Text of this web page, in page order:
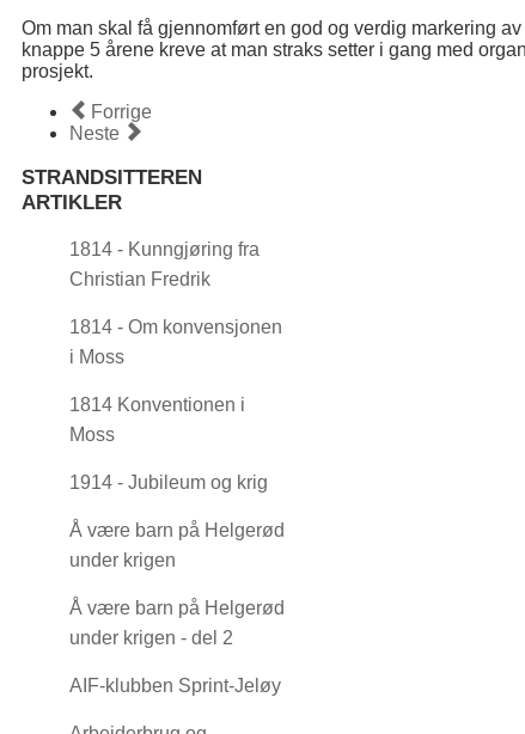
Om man skal få gjennomført en god og verdig markering
knappe 5 årene kreve at man straks setter i gang med
prosjekt.
Forrige
Neste
STRANDSITTEREN
ARTIKLER
1814 - Kunngjøring fra
Christian Fredrik
1814 - Om konvensjonen
i Moss
1814 Konventionen i
Moss
1914 - Jubileum og krig
Å være barn på Helgerød
under krigen
Å være barn på Helgerød
under krigen - del 2
AIF-klubben Sprint-Jeløy